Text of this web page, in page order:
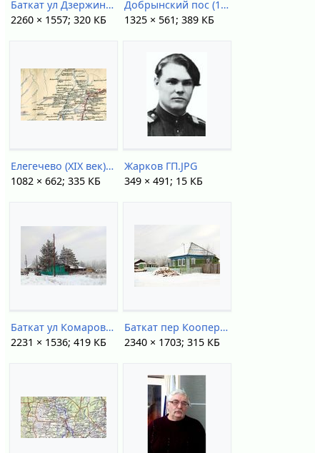
Баткат ул Дзержинского.jpg
2260 × 1557; 320 КБ
Добрынский пос (1921).jpg
1325 × 561; 389 КБ
Елегечево (XIX век).jpg
1082 × 662; 335 КБ
Жарков ГП.JPG
349 × 491; 15 КБ
Баткат ул Комарова 10.jpg
2231 × 1536; 419 КБ
Баткат пер Кооперативный.jpg
2340 × 1703; 315 КБ